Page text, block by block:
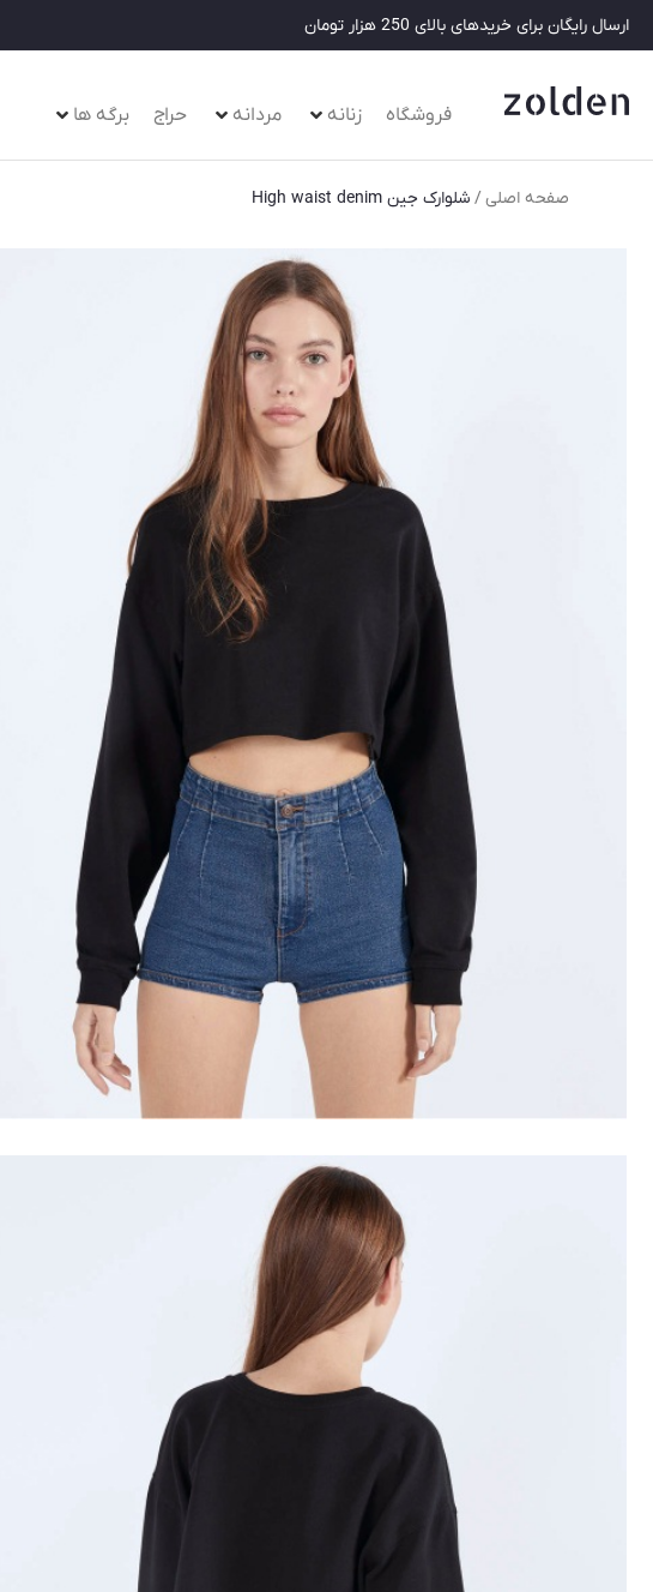
ارسال رایگان برای خریدهای بالای 250 هزار تومان
فروشگاه زنانه مردانه حراج برگه ها
صفحه اصلی/ شلوارک جین High waist denim